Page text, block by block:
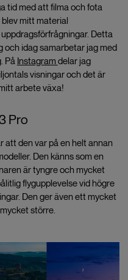
tid med att filma och fota
mitt material
Detta
idag samarbetar jag med
På Instagram delar jag
visningar och det är
arbete växa!
Pro
att den var på en helt annan
Den känns som en
är tyngre och mycket
flygupplevelse vid högre
Den ger även ett mycket
större.